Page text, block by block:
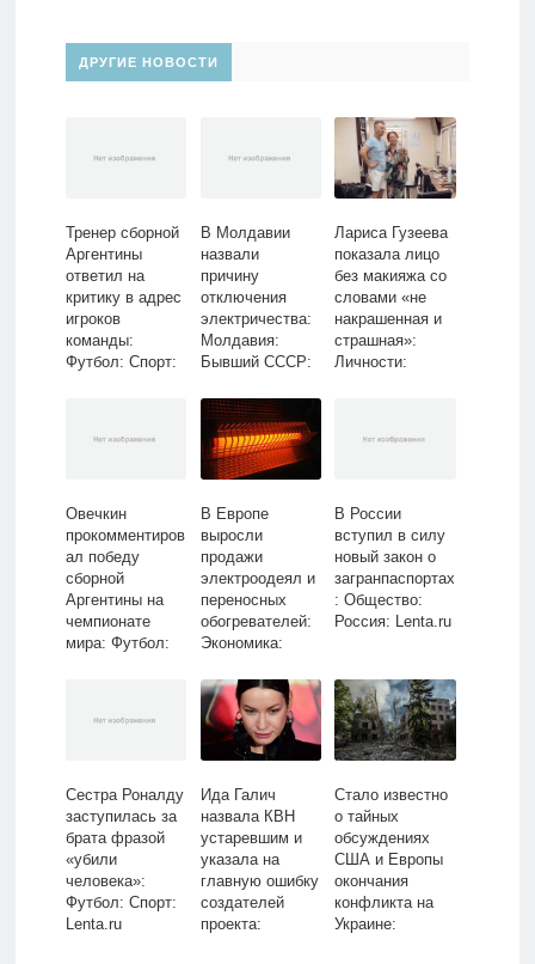
ДРУГИЕ НОВОСТИ
Тренер сборной
Аргентины
ответил на
критику в адрес
игроков
команды:
Футбол: Спорт:
В Молдавии
назвали
причину
отключения
электричества:
Молдавия:
Бывший СССР:
Лариса Гузеева
показала лицо
без макияжа со
словами «не
накрашенная и
страшная»:
Личности:
Овечкин
прокомментиров
ал победу
сборной
Аргентины на
чемпионате
мира: Футбол:
В Европе
выросли
продажи
электроодеял и
переносных
обогревателей:
Экономика:
В России
вступил в силу
новый закон о
загранпаспортах
: Общество:
Россия: Lenta.ru
Сестра Роналду
заступилась за
брата фразой
«убили
человека»:
Футбол: Спорт:
Lenta.ru
Ида Галич
назвала КВН
устаревшим и
указала на
главную ошибку
создателей
проекта:
Стало известно
о тайных
обсуждениях
США и Европы
окончания
конфликта на
Украине: